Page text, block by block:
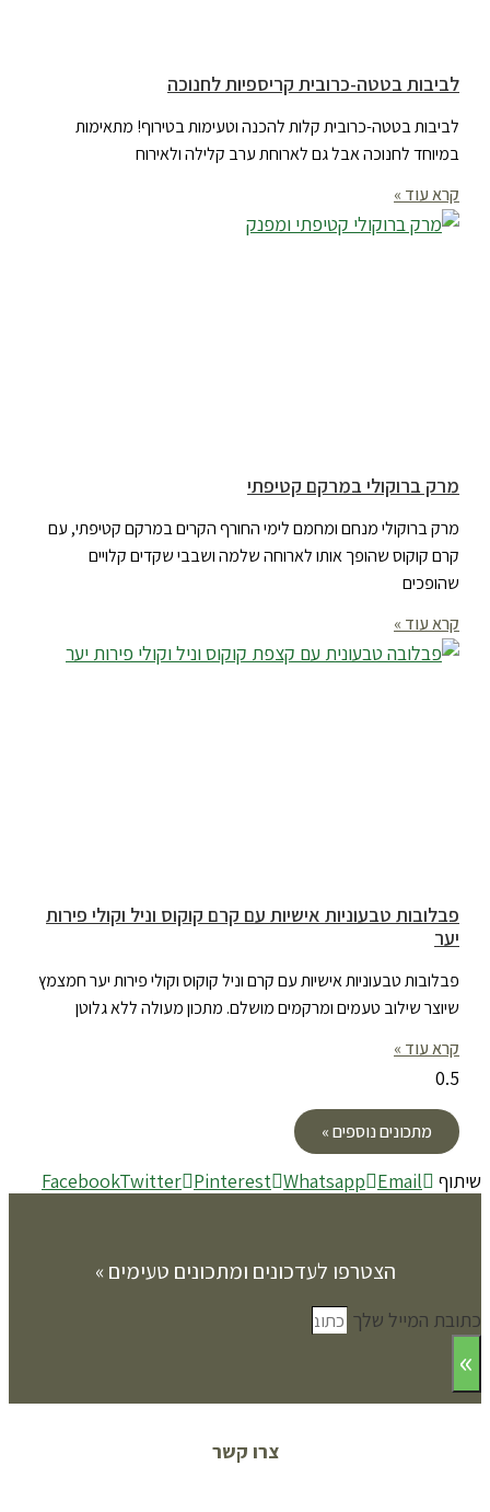
לביבות בטטה-כרובית קריספיות לחנוכה
לביבות בטטה-כרובית קלות להכנה וטעימות בטירוף! מתאימות
במיוחד לחנוכה אבל גם לארוחת ערב קלילה ולאירוח
קרא עוד »
מרק ברוקולי במרקם קטיפתי
מרק ברוקולי מנחם ומחמם לימי החורף הקרים במרקם קטיפתי, עם
קרם קוקוס שהופך אותו לארוחה שלמה ושבבי שקדים קלויים
שהופכים
קרא עוד »
פבלובות טבעוניות אישיות עם קרם קוקוס וניל וקולי פירות
יער
פבלובות טבעוניות אישיות עם קרם וניל קוקוס וקולי פירות יער חמצמץ
שיוצר שילוב טעמים ומרקמים מושלם. מתכון מעולה ללא גלוטן
קרא עוד »
מתכונים נוספים »
שיתוף FacebookTwitter Pinterest Whatsapp Email
הצטרפו לעדכונים ומתכונים טעימים »
כתובת המייל שלך
»
צרו קשר